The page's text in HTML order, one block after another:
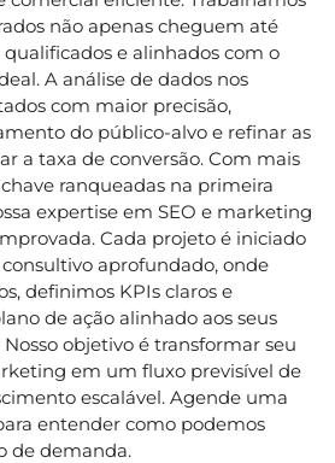
não apenas cheguem até
e alinhados com o
A análise de dados nos
com maior precisão,
do público-alvo e refinar as
a taxa de conversão. Com mais
ranqueadas na primeira
expertise em SEO e marketing
Cada projeto é iniciado
aprofundado, onde
definimos KPIs claros e
de ação alinhado aos seus
objetivo é transformar seu
em um fluxo previsível de
escalável. Agende uma
entender como podemos
de demanda.